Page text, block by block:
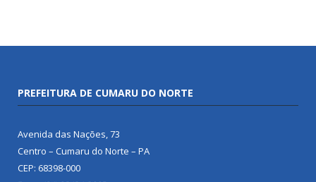
PREFEITURA DE CUMARU DO NORTE
Avenida das Nações, 73
Centro – Cumaru do Norte – PA
CEP: 68398-000